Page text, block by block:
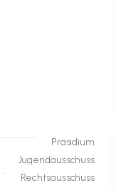
Präsidium
Jugendausschuss
Rechtsausschuss